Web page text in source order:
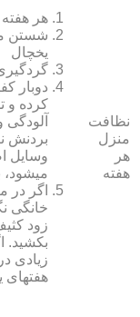
نظافت
منزل
هر
هفته
هر
یخچال
دوبار
کرده و
آلودگی
بردنش
وسایل
می‏شود،
اگر در
خانگی
زود
بکشید.
زیادی
هفته‏ای